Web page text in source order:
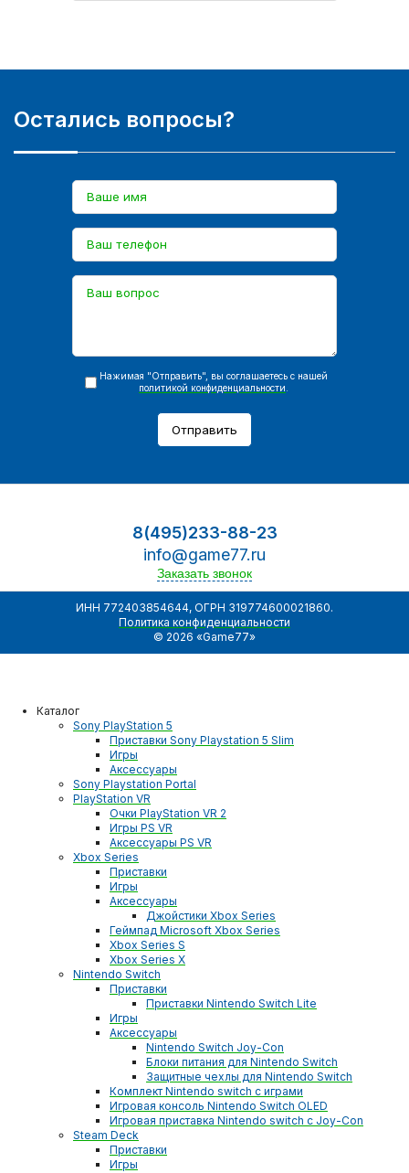
Остались вопросы?
Нажимая "Отправить", вы соглашаетесь с нашей
политикой конфиденциальности
Отправить
8(495)233-88-23
info@game77.ru
Заказать звонок
ИНН 772403854644, ОГРН 319774600021860.
Политика конфиденциальности
© 2026 «Game77»
Каталог
Sony PlayStation 5
Приставки Sony Playstation 5 Slim
Игры
Аксессуары
Sony Playstation Portal
PlayStation VR
Очки PlayStation VR 2
Игры PS VR
Аксессуары PS VR
Xbox Series
Приставки
Игры
Аксессуары
Джойстики Xbox Series
Геймпад Microsoft Xbox Series
Xbox Series S
Xbox Series X
Nintendo Switch
Приставки
Приставки Nintendo Switch Lite
Игры
Аксессуары
Nintendo Switch Joy-Con
Блоки питания для Nintendo Switch
Защитные чехлы для Nintendo Switch
Комплект Nintendo switch с играми
Игровая консоль Nintendo Switch OLED
Игровая приставка Nintendo switch с Joy-Con
Steam Deck
Приставки
Игры